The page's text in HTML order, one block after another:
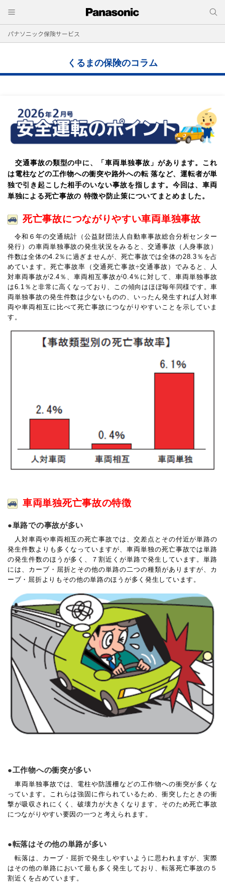
パナソニック保険サービス
くるまの保険のコラム
交通事故の類型の中に、「車両単独事故」があります。これ
は電柱などの工作物への衝突や路外への転 落など、運転者が単
独で引き起こした相手のいない事故を指します。今回は、車両
単独による死亡事故の 特徴や防止策についてまとめました。
死亡事故につながりやすい車両単独事故
令和６年の交通統計（公益財団法人自動車事故総合分析センター
発行）の車両単独事故の発生状況をみると、交通事故（人身事故）
件数は全体の4.2％に過ぎませんが、死亡事故では全体の28.3％を占
めています。死亡事故率（交通死亡事故÷交通事故）でみると、人
対車両事故が2.4％、車両相互事故が0.4％に対して、車両単独事故
は6.1％と非常に高くなっており、この傾向はほぼ毎年同様です。車
両単独事故の発生件数は少ないものの、いったん発生すれば人対車
両や車両相互に比べて死亡事故につながりやすいことを示していま
す。
車両単独死亡事故の特徴
●単路での事故が多い
人対車両や車両相互の死亡事故では、交差点とその付近が単路の
発生件数よりも多くなっていますが、車両単独の死亡事故では単路
の発生件数のほうが多く、７割近くが単路で発生しています。単路
には、カーブ・屈折とその他の単路の二つの種類がありますが、カ
ーブ・屈折よりもその他の単路のほうが多く発生しています。
●工作物への衝突が多い
車両単独事故では、電柱や防護柵などの工作物への衝突が多くな
っています。これらは強固に作られているため、衝突したときの衝
撃が吸収されにくく、破壊力が大きくなります。そのため死亡事故
につながりやすい要因の一つと考えられます。
●転落はその他の単路が多い
転落は、カーブ・屈折で発生しやすいように思われますが、実際
はその他の単路において最も多く発生しており、転落死亡事故の５
割近くを占めています。